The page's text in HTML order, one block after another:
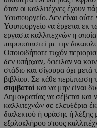
όταν οι καλλιτέχνες έχουν
Υφυπουργείο. Δεν είναι
Υφυπουργείο να έρχεται εκ
εργασία καλλιτεχνών η
παρουσιαστεί με την
Οποιοιδήποτε τυχόν
δεν υπήρχαν, όφειλαν να
στάδιο και σίγουρα όχι
βιβλίου. Σε κάθε περίπτωση
συμβατοί και να μην είναι
Δημοκρατίας να σέβεται και
καλλιτεχνών σε ελευθέρια
διαλεκτού ή φράσης ή λέξης
εξολοκλήρου στους